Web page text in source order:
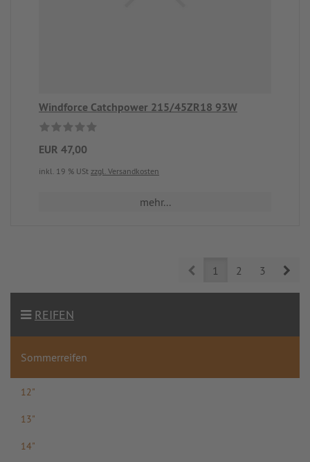
Windforce Catchpower 215/45ZR18 93W
EUR 47,00
inkl. 19 % USt zzgl. Versandkosten
mehr...
Prev1 2 3
REIFEN
Sommerreifen
12"
13"
14"